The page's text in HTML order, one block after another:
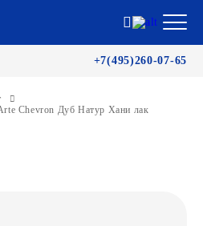
+7(495)260-07-65
Chevron Дуб Натур Хани лак